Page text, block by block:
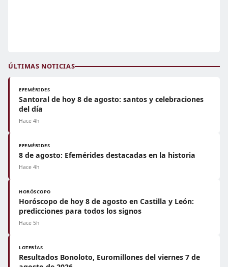
ÚLTIMAS NOTICIAS
EFEMÉRIDES
Santoral de hoy 8 de agosto: santos y celebraciones
del día
Hace 4h
EFEMÉRIDES
8 de agosto: Efemérides destacadas en la historia
Hace 4h
HORÓSCOPO
Horóscopo de hoy 8 de agosto en Castilla y León:
predicciones para todos los signos
Hace 5h
LOTERÍAS
Resultados Bonoloto, Euromillones del viernes 7 de